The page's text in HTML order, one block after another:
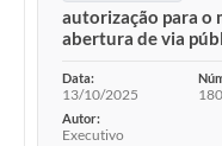
autorização para o
abertura de via
Data:
13/10/2025 180
Autor:
Executivo